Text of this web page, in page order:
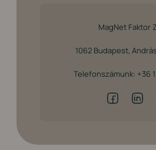
MagNet Faktor
1062 Budapest,
Telefonszámunk: +36